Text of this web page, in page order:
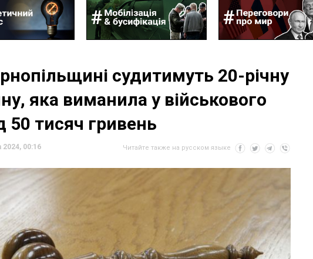
судитимуть 20-річну
яка виманила у військового
50 тисяч гривень
2024, 00:16 Читайте также на русском языке